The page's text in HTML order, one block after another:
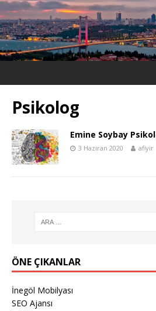
Psikolog
Emine Soybay
3 Haziran 2020 afiyir
ÖNE ÇIKANLAR
İnegöl Mobilyası
SEO Ajansı